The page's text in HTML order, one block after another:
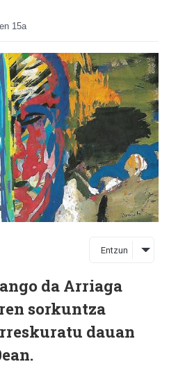
15a
Entzun
da Arriaga
sorkuntza
dauan